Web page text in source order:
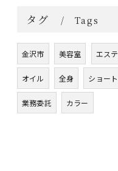
タグ Tags
金沢市 美容室 エステ
オイル 全身 ショート
業務委託 カラー